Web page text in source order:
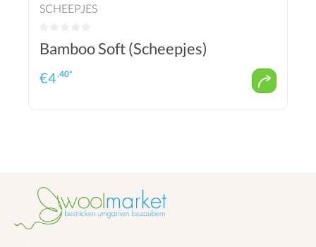
SCHEEPJES
Bamboo Soft (Scheepjes)
€4.40*